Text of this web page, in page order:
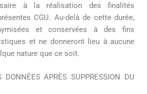
à la réalisation des finalités
CGU. Au-delà de cette durée,
et conservées à des fins
et ne donneront lieu à aucune
nature que ce soit.
DONNÉES APRÈS SUPPRESSION DU